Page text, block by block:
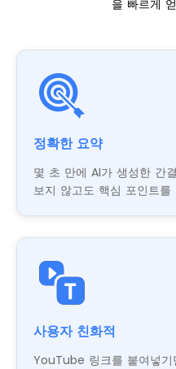
을 빠르게
정확한 요약
몇 초 만에 AI가 생성한 간
보지 않고도 핵심 포인트
사용자 친화적
YouTube 링크를 붙여넣